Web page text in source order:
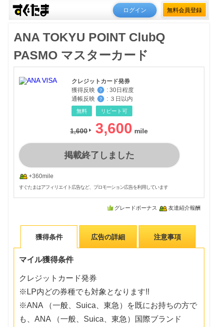
ログイン 無料会員登録
ANA TOKYU POINT ClubQ
PASMO マスターカード
クレジットカード発券
獲得反映
？ : 30日程度
通帳反映
？ : ３日以内
無料 リピート可
1,600 3,600
掲載終了しました
+360mile
すぐたまはアフィリエイト広告など、プロモーション広告を利用しています
グレードボーナス 友達紹介報酬
獲得条件 広告の詳細 注意事項
マイル獲得条件
クレジットカード発券
※LP内どの券種でも対象となります!!
※ANA （一般、Suica、東急）を既にお持ちの方で
も、ANA （一般、Suica、東急）国際ブランド